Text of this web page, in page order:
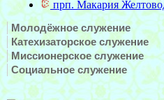
Молодёжное служение
Катехизаторское служение
Миссионерское служение
Социальное служение